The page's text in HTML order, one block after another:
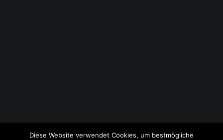
Diese Website verwendet Cookies, um bestmögliche